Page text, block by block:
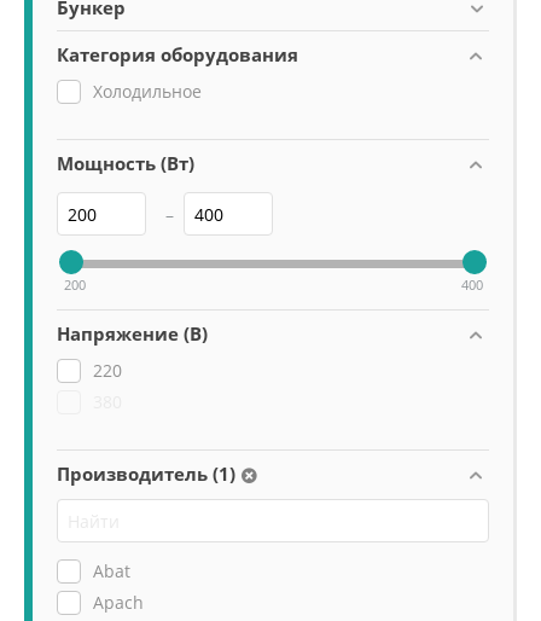
Бункер
Категория оборудования
Холодильное
Мощность (Вт)
–
200 400
Напряжение (В)
220
Производитель (1)
Abat
Apach